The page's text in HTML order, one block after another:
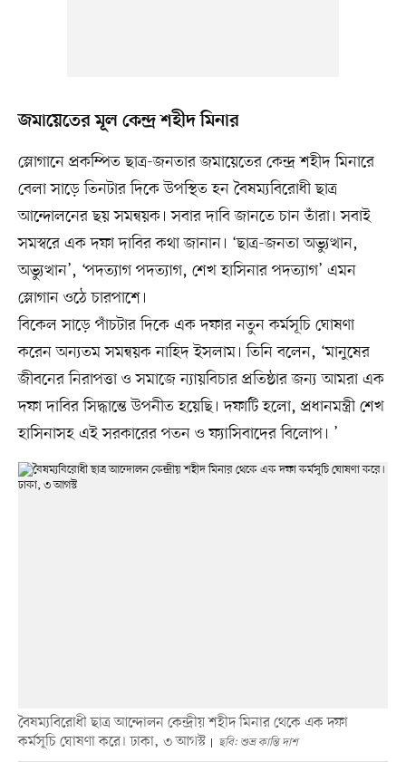
জমায়েতের মূল কেন্দ্র শহীদ মিনার
স্লোগানে প্রকম্পিত ছাত্র-জনতার জমায়েতের কেন্দ্র শহীদ মিনারে
বেলা সাড়ে তিনটার দিকে উপস্থিত হন বৈষম্যবিরোধী ছাত্র
আন্দোলনের ছয় সমন্বয়ক। সবার দাবি জানতে চান তাঁরা। সবাই
সমস্বরে এক দফা দাবির কথা জানান। ‘ছাত্র-জনতা অভ্যুত্থান,
অভ্যুত্থান’, ‘পদত্যাগ পদত্যাগ, শেখ হাসিনার পদত্যাগ’ এমন
স্লোগান ওঠে চারপাশে।
বিকেল সাড়ে পাঁচটার দিকে এক দফার নতুন কর্মসূচি ঘোষণা
করেন অন্যতম সমন্বয়ক নাহিদ ইসলাম। তিনি বলেন, ‘মানুষের
জীবনের নিরাপত্তা ও সমাজে ন্যায়বিচার প্রতিষ্ঠার জন্য আমরা এক
দফা দাবির সিদ্ধান্তে উপনীত হয়েছি। দফাটি হলো, প্রধানমন্ত্রী শেখ
হাসিনাসহ এই সরকারের পতন ও ফ্যাসিবাদের বিলোপ। ’
বৈষম্যবিরোধী ছাত্র আন্দোলন কেন্দ্রীয় শহীদ মিনার থেকে এক দফা
কর্মসূচি ঘোষণা করে। ঢাকা, ৩ আগস্ট
ছবি: শুভ্র কান্তি দাশ